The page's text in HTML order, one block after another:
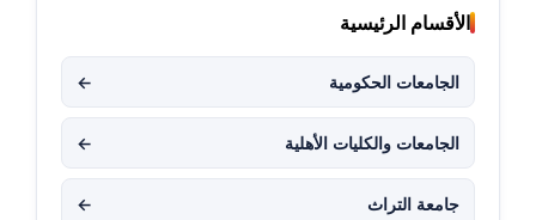
الأقسام الرئيسية
الجامعات الحكومية ←
الجامعات والكليات الأهلية ←
جامعة التراث ←